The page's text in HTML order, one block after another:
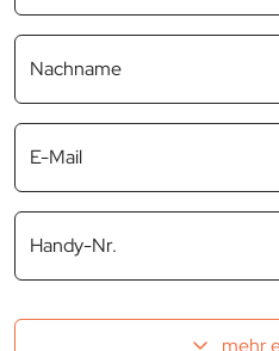
Nachname
E-Mail
Handy-Nr.
mehr